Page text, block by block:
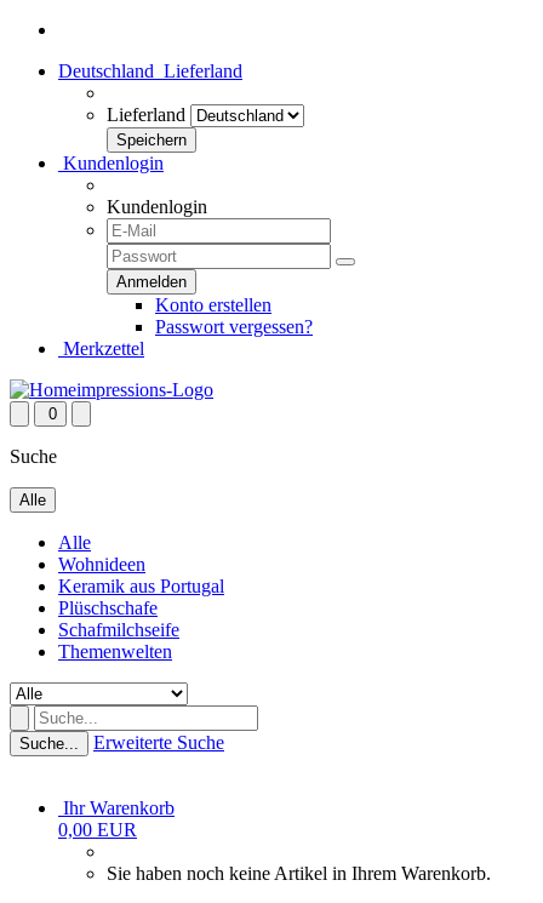
Deutschland Lieferland
Lieferland
Kundenlogin
Kundenlogin
Konto erstellen
Passwort vergessen?
Merkzettel
0
Suche
Alle
Alle
Wohnideen
Keramik aus Portugal
Plüschschafe
Schafmilchseife
Themenwelten
Suche... Erweiterte Suche
Ihr Warenkorb
0,00 EUR
Sie haben noch keine Artikel in Ihrem Warenkorb.